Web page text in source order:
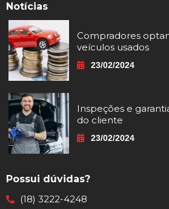
Notícias
Compradores
veículos usados
23/02/2024
Inspeções e
do cliente
23/02/2024
Possui dúvidas?
(18) 3222-4248